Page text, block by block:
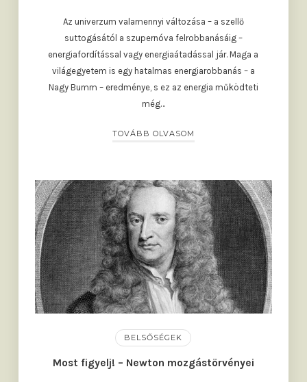
Az univerzum valamennyi változása – a szellő
suttogásától a szupernóva felrobbanásáig –
energiafordítással vagy energiaátadással jár. Maga a
világegyetem is egy hatalmas energiarobbanás – a
Nagy Bumm – eredménye, s ez az energia működteti
még…
TOVÁBB OLVASOM
BELSŐSÉGEK
Most figyelj! – Newton mozgástörvényei